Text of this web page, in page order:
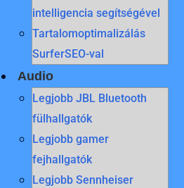
intelligencia segítségével
Tartalomoptimalizálás
SurferSEO-val
Audio
Legjobb JBL Bluetooth
fülhallgatók
Legjobb gamer
fejhallgatók
Legjobb Sennheiser